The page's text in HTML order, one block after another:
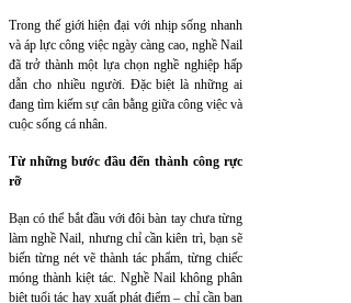
Trong thế giới hiện đại với nhịp sống nhanh
và áp lực công việc ngày càng cao, nghề Nail
đã trở thành một lựa chọn nghề nghiệp hấp
dẫn cho nhiều người. Đặc biệt là những ai
đang tìm kiếm sự cân bằng giữa công việc và
cuộc sống cá nhân.
Từ những bước đầu đến thành công rực
rỡ
Bạn có thể bắt đầu với đôi bàn tay chưa từng
làm nghề Nail, nhưng chỉ cần kiên trì, bạn sẽ
biến từng nét vẽ thành tác phẩm, từng chiếc
móng thành kiệt tác. Nghề Nail không phân
biệt tuổi tác hay xuất phát điểm – chỉ cần bạn